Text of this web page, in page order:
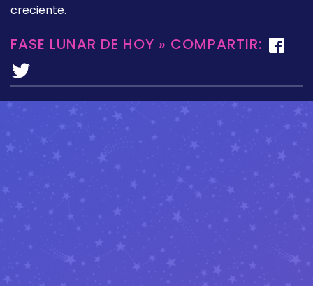
creciente.
FASE LUNAR DE HOY » COMPARTIR: